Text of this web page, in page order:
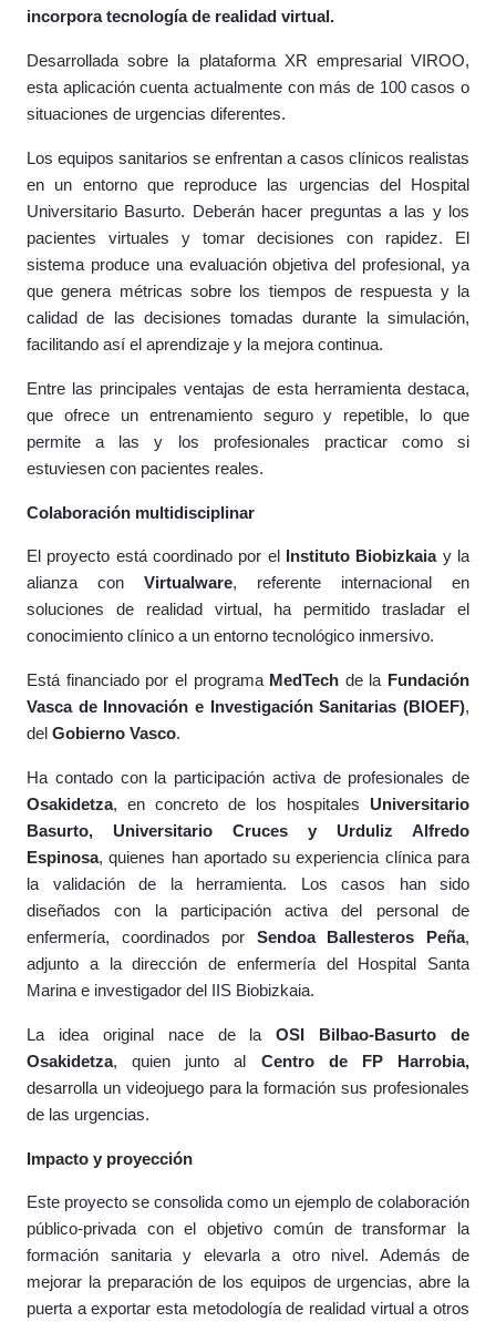
incorpora tecnología de realidad virtual.
Desarrollada sobre la plataforma XR empresarial VIROO,
esta aplicación cuenta actualmente con más de 100 casos o
situaciones de urgencias diferentes.
Los equipos sanitarios se enfrentan a casos clínicos realistas
en un entorno que reproduce las urgencias del Hospital
Universitario Basurto. Deberán hacer preguntas a las y los
pacientes virtuales y tomar decisiones con rapidez. El
sistema produce una evaluación objetiva del profesional, ya
que genera métricas sobre los tiempos de respuesta y la
calidad de las decisiones tomadas durante la simulación,
facilitando así el aprendizaje y la mejora continua.
Entre las principales ventajas de esta herramienta destaca,
que ofrece un entrenamiento seguro y repetible, lo que
permite a las y los profesionales practicar como si
estuviesen con pacientes reales.
Colaboración multidisciplinar
El proyecto está coordinado por el Instituto Biobizkaiay la
alianza con Virtualware, referente internacional en
soluciones de realidad virtual, ha permitido trasladar el
conocimiento clínico a un entorno tecnológico inmersivo.
Está financiado por el programa MedTech de la Fundación
Vasca de Innovación e Investigación Sanitarias (BIOEF),
del Gobierno Vasco.
Ha contado con la participación activa de profesionales de
Osakidetza, en concreto de los hospitales Universitario
Basurto, Universitario Cruces y Urduliz Alfredo
Espinosa, quienes han aportado su experiencia clínica para
la validación de la herramienta. Los casos han sido
diseñados con la participación activa del personal de
enfermería, coordinados por Sendoa Ballesteros Peña,
adjunto a la dirección de enfermería del Hospital Santa
Marina e investigador del IIS Biobizkaia.
La idea original nace de laOSI Bilbao-Basurto de
Osakidetza, quien junto al Centro de FP Harrobia,
desarrolla un videojuego para la formación sus profesionales
de las urgencias.
Impacto y proyección
Este proyecto se consolida como un ejemplo de colaboración
público-privada con el objetivo común de transformar la
formación sanitaria y elevarla a otro nivel. Además de
mejorar la preparación de los equipos de urgencias, abre la
puerta a exportar esta metodología de realidad virtual a otros